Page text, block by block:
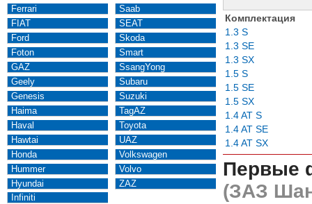
Ferrari
FIAT
Ford
Foton
GAZ
Geely
Genesis
Haima
Haval
Hawtai
Honda
Hummer
Hyundai
Infiniti
Saab
SEAT
Skoda
Smart
SsangYong
Subaru
Suzuki
TagAZ
Toyota
UAZ
Volkswagen
Volvo
ZAZ
Комплектация
1.3 S
1.3 SE
1.3 SX
1.5 S
1.5 SE
1.5 SX
1.4 AT S
1.4 AT SE
1.4 AT SX
Первые
(ЗАЗ